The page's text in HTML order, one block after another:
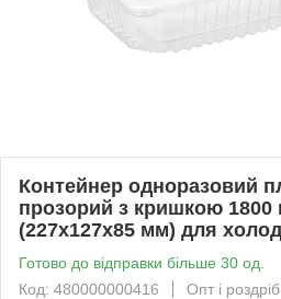
Контейнер одноразовий
прозорий з кришкою 1800
(227х127х85 мм) для
Готово до відправки більше 30 од.
Код: 480000000416
Опт і роздріб